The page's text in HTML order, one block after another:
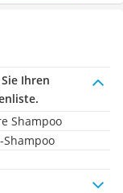
Ihren
Shampoo
Shampoo